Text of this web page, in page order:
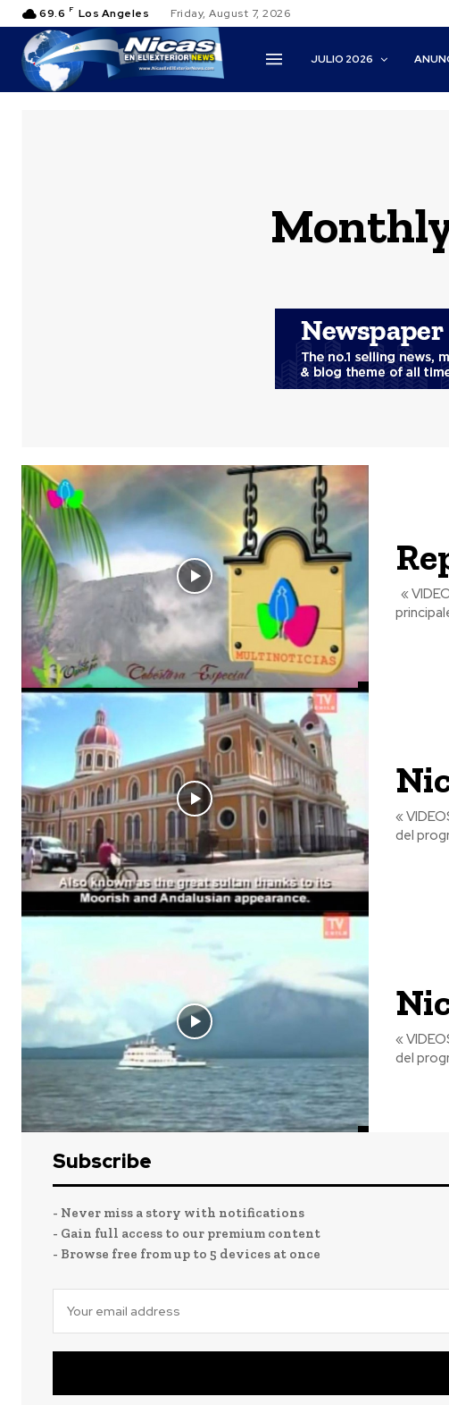
69.6 F Los Angeles Friday, August 7, 2026
JULIO 2026
«
del
«
del
Subscribe
- Never miss a story with notifications
- Gain full access to our premium content
- Browse free from up to 5 devices at once